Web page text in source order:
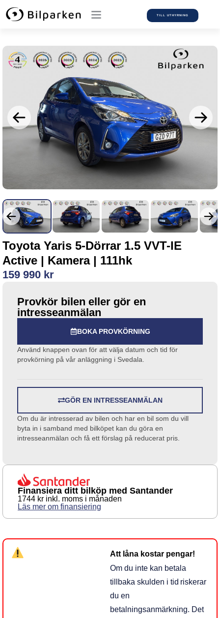
TILL UTHYRNING
Toyota Yaris 5-Dörrar 1.5 VVT-IE
Active | Kamera | 111hk
159 990 kr
Provkör bilen eller gör en
intresseanmälan
BOKA PROVKÖRNING
Använd knappen ovan för att välja datum och tid för
provkörning på vår anläggning i Svedala.
GÖR EN INTRESSEANMÄLAN
Om du är intresserad av bilen och har en bil som du vill
byta in i samband med bilköpet kan du göra en
intresseanmälan och få ett förslag på reducerat pris.
Finansiera ditt bilköp med Santander
1744 kr inkl. moms i månaden
Läs mer om finansiering
Att låna kostar pengar!
Om du inte kan betala
tillbaka skulden i tid riskerar
du en
betalningsanmärkning. Det